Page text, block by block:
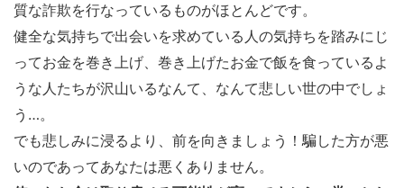
質な詐欺を行なっているものがほとんどです。
健全な気持ちで出会いを求めている人の気持ちを踏みにじ
ってお金を巻き上げ、巻き上げたお金で飯を食っているよ
うな人たちが沢山いるなんて、なんて悲しい世の中でしょ
う…。
でも悲しみに浸るより、前を向きましょう！騙した方が悪
いのであってあなたは悪くありません。